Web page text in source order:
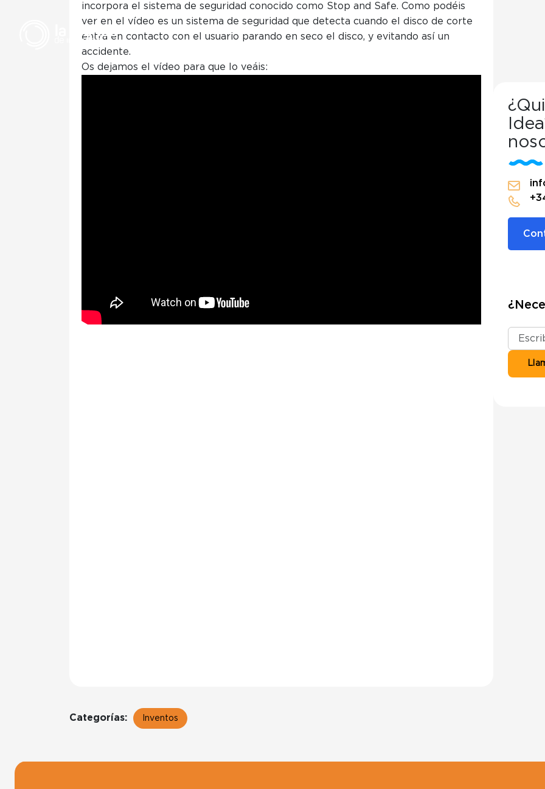
Hand Safe en El
incorpora el sistema de seguridad conocido como Stop and Safe. Como podéis
ver en el vídeo es un sistema de seguridad que detecta cuando el disco de corte
entra en contacto con el usuario parando en seco el disco, y evitando así un
accidente.
Os dejamos el vídeo para que lo veáis:
Categorías: Inventos